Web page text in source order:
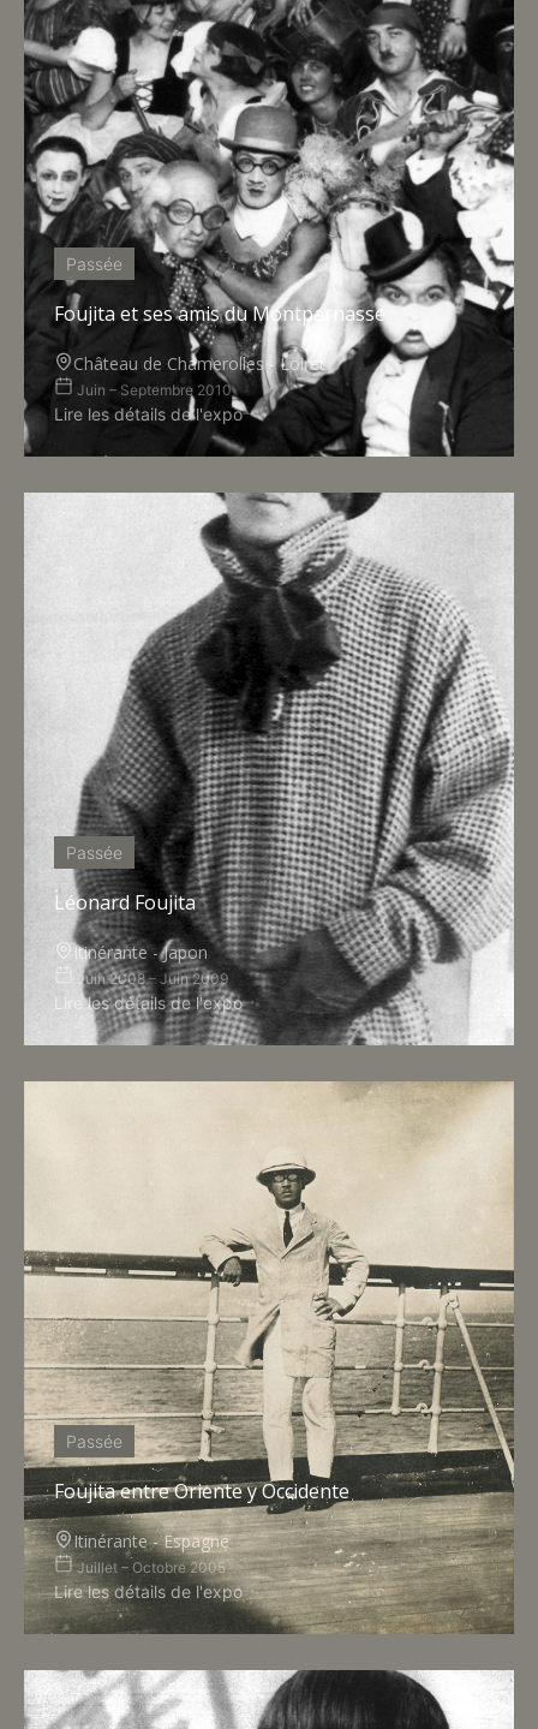
Passée
Foujita et ses amis du Montparnasse
Château de Chamerolles - Loiret
Juin – Septembre 2010
Lire les détails de l'expo
Passée
Léonard Foujita
Itinérante - Japon
Juin 2008 – Juin 2009
Lire les détails de l'expo
Passée
Foujita entre Oriente y Occidente
Itinérante - Espagne
Juillet – Octobre 2005
Lire les détails de l'expo